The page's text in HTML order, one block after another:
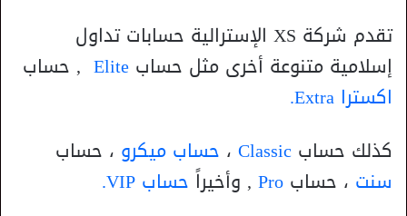
تقدم شركة XS الإسترالية حسابات تداول
إسلامية متنوعة أخرى مثل حساب Elite , حساب
اكسترا Extra.
كذلك حساب Classic ، حساب ميكرو ، حساب
سنت ، حساب Pro , وأخيراً حساب VIP.